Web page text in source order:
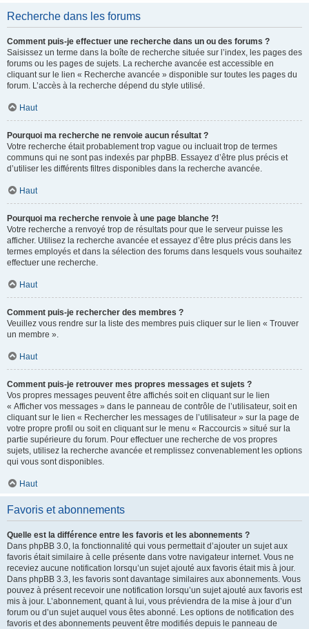
Recherche dans les forums
Comment puis-je effectuer une recherche dans un ou des forums ?
Saisissez un terme dans la boîte de recherche située sur l’index, les pages des
forums ou les pages de sujets. La recherche avancée est accessible en
cliquant sur le lien « Recherche avancée » disponible sur toutes les pages du
forum. L’accès à la recherche dépend du style utilisé.
Haut
Pourquoi ma recherche ne renvoie aucun résultat ?
Votre recherche était probablement trop vague ou incluait trop de termes
communs qui ne sont pas indexés par phpBB. Essayez d’être plus précis et
d’utiliser les différents filtres disponibles dans la recherche avancée.
Haut
Pourquoi ma recherche renvoie à une page blanche ?!
Votre recherche a renvoyé trop de résultats pour que le serveur puisse les
afficher. Utilisez la recherche avancée et essayez d’être plus précis dans les
termes employés et dans la sélection des forums dans lesquels vous souhaitez
effectuer une recherche.
Haut
Comment puis-je rechercher des membres ?
Veuillez vous rendre sur la liste des membres puis cliquer sur le lien « Trouver
un membre ».
Haut
Comment puis-je retrouver mes propres messages et sujets ?
Vos propres messages peuvent être affichés soit en cliquant sur le lien
« Afficher vos messages » dans le panneau de contrôle de l’utilisateur, soit en
cliquant sur le lien « Rechercher les messages de l’utilisateur » sur la page de
votre propre profil ou soit en cliquant sur le menu « Raccourcis » situé sur la
partie supérieure du forum. Pour effectuer une recherche de vos propres
sujets, utilisez la recherche avancée et remplissez convenablement les options
qui vous sont disponibles.
Haut
Favoris et abonnements
Quelle est la différence entre les favoris et les abonnements ?
Dans phpBB 3.0, la fonctionnalité qui vous permettait d’ajouter un sujet aux
favoris était similaire à celle présente dans votre navigateur internet. Vous ne
receviez aucune notification lorsqu’un sujet ajouté aux favoris était mis à jour.
Dans phpBB 3.3, les favoris sont davantage similaires aux abonnements. Vous
pouvez à présent recevoir une notification lorsqu’un sujet ajouté aux favoris est
mis à jour. L’abonnement, quant à lui, vous préviendra de la mise à jour d’un
forum ou d’un sujet auquel vous êtes abonné. Les options de notification des
favoris et des abonnements peuvent être modifiés depuis le panneau de